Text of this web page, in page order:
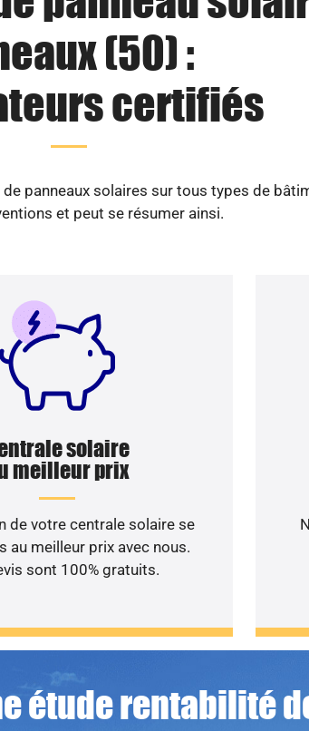
(50) :
certifiés
panneaux solaires sur tous types de
et peut se résumer ainsi.
solaire
meilleur prix
de votre centrale solaire se
au meilleur prix avec nous.
sont 100% gratuits.
étude rentabilité